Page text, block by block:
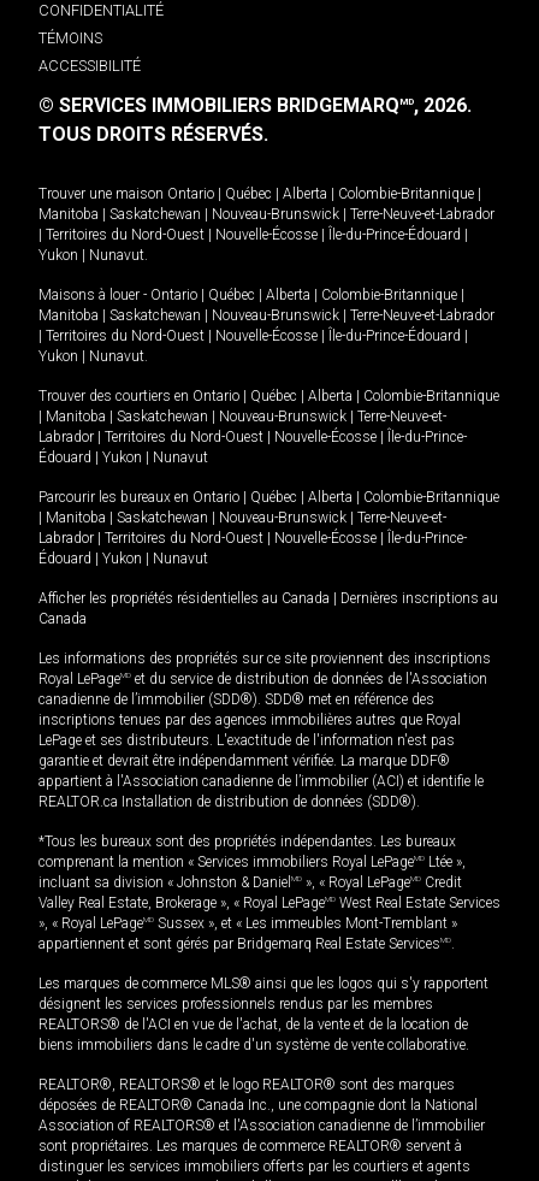
CONFIDENTIALITÉ
TÉMOINS
ACCESSIBILITÉ
© SERVICES IMMOBILIERS BRIDGEMARQMD, 2026.
TOUS DROITS RÉSERVÉS.
Trouver une maison Ontario Québec Alberta Colombie-Britannique
Manitoba
Saskatchewan Nouveau-Brunswick
Terre-Neuve-et-Labrador
Territoires du Nord-Ouest Nouvelle-Écosse Île-du-Prince-Édouard
Yukon
Nunavut.
Maisons à louer - Ontario Québec Alberta Colombie-Britannique
Manitoba
Saskatchewan Nouveau-Brunswick
Terre-Neuve-et-Labrador
Territoires du Nord-Ouest Nouvelle-Écosse Île-du-Prince-Édouard
Yukon
Nunavut.
Trouver des courtiers en Ontario Québec Alberta
Colombie-Britannique
Manitoba Saskatchewan Nouveau-Brunswick
Terre-Neuve-et-
Labrador
Territoires du Nord-Ouest Nouvelle-Écosse
Île-du-Prince-
Édouard
Yukon Nunavut
Parcourir les bureaux en Ontario Québec Alberta
Colombie-Britannique
Manitoba Saskatchewan Nouveau-Brunswick
Terre-Neuve-et-
Labrador
Territoires du Nord-Ouest Nouvelle-Écosse
Île-du-Prince-
Édouard
Yukon Nunavut
Afficher les propriétés résidentielles au Canada
Dernières inscriptions au
Canada
Les informations des propriétés sur ce site proviennent des inscriptions
Royal LePageMD et du service de distribution de données de l'Association
canadienne de l’immobilier (SDD®). SDD® met en référence des
inscriptions tenues par des agences immobilières autres que Royal
LePage et ses distributeurs. L'exactitude de l'information n'est pas
garantie et devrait être indépendamment vérifiée. La marque DDF®
appartient à l'Association canadienne de l’immobilier (ACI) et identifie le
REALTOR.ca Installation de distribution de données (SDD®).
*Tous les bureaux sont des propriétés indépendantes. Les bureaux
comprenant la mention « Services immobiliers Royal LePageMD Ltée »,
incluant sa division « Johnston & Daniel MD », « Royal LePageMD Credit
Valley Real Estate, Brokerage », « Royal LePageMD West Real Estate Services
», « Royal LePageMD Sussex », et « Les immeubles Mont-Tremblant »
appartiennent et sont gérés par Bridgemarq Real Estate ServicesMD.
Les marques de commerce MLS® ainsi que les logos qui s'y rapportent
désignent les services professionnels rendus par les membres
REALTORS® de l'ACI en vue de l'achat, de la vente et de la location de
biens immobiliers dans le cadre d'un système de vente collaborative.
REALTOR®, REALTORS® et le logo REALTOR® sont des marques
déposées de REALTOR® Canada Inc., une compagnie dont la National
Association of REALTORS® et l'Association canadienne de l’immobilier
sont propriétaires. Les marques de commerce REALTOR® servent à
distinguer les services immobiliers offerts par les courtiers et agents